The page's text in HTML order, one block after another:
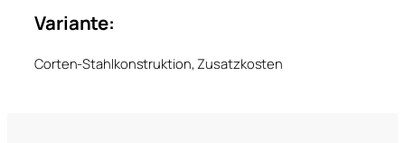
Variante:
Corten-Stahlkonstruktion, Zusatzkosten